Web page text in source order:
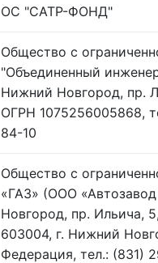
ОС "САТР-ФОНД"
Общество с
"Объединенный
Нижний Новгород, пр.
ОГРН 1075256005868,
84-10
Общество с
«ГАЗ» (ООО
Новгород, пр. Ильича,
603004, г. Нижний
Федерация, тел.: (831)